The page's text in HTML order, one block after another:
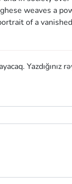
weaves a
of a
Yazdığınız